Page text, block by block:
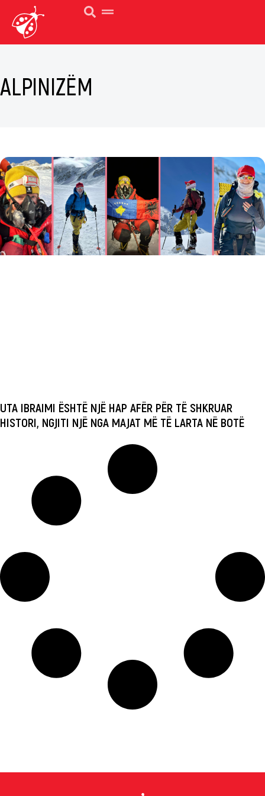
ALPINIZËM
UTA IBRAIMI ËSHTË NJË HAP AFËR PËR TË SHKRUAR
HISTORI, NGJITI NJË NGA MAJAT MË TË LARTA NË BOTË